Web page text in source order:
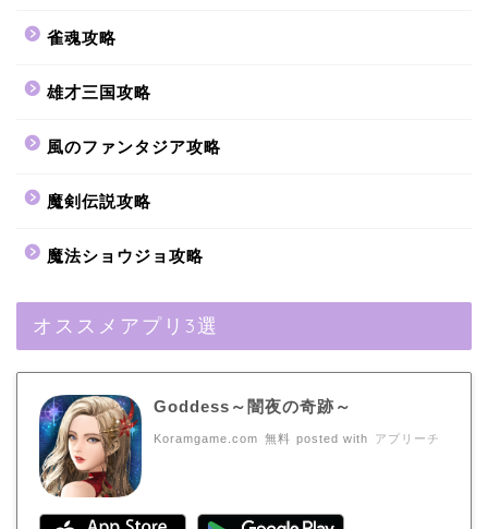
雀魂攻略
雄才三国攻略
風のファンタジア攻略
魔剣伝説攻略
魔法ショウジョ攻略
オススメアプリ3選
Goddess～闇夜の奇跡～
Koramgame.com 無料 posted with アプリーチ